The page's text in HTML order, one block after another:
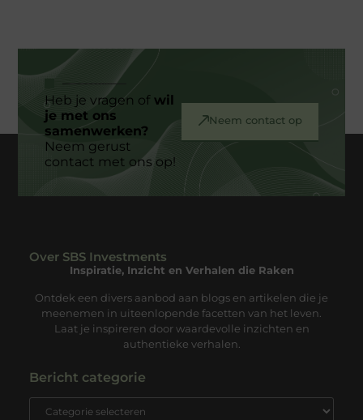
Heb je vragen ofwil
je met ons
samenwerken?
Neem gerust
contact met ons op!
Neem contact op
Over SBS Investments
Inspiratie, Inzicht en Verhalen die Raken
Ontdek een divers aanbod aan blogs en artikelen die je
meenemen in uiteenlopende facetten van het leven.
Laat je inspireren door waardevolle inzichten en
authentieke verhalen.
Bericht categorie